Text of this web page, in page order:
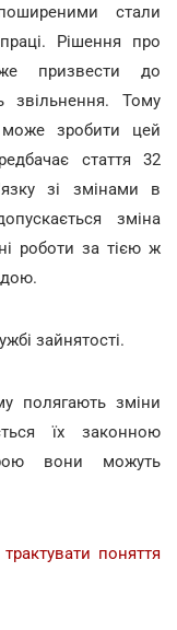
стали
Рішення про
призвести до
звільнення. Тому
зробити цей
стаття 32
зі змінами в
зміна
роботи за тією ж
зайнятості.
полягають зміни
їх законною
вони можуть
поняття